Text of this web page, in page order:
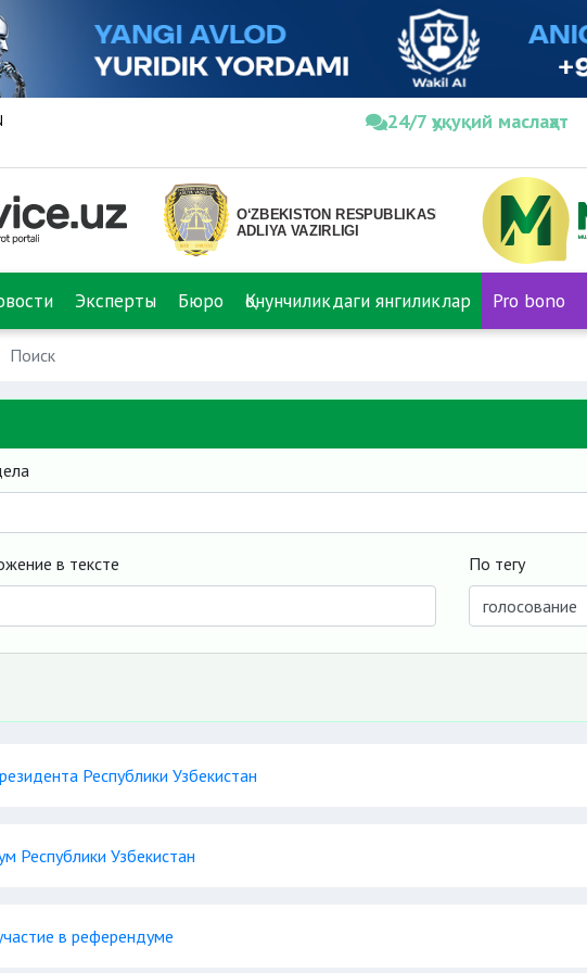
24/7 ҳуқуқий маслаҳат
Эксперты Бюро Қонунчиликдаги янгиликлар Pro bono
Поиск
в тексте По тегу
Республики Узбекистан
Республики Узбекистан
в референдуме